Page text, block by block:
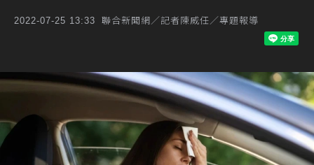
2022-07-25 13:33 聯合新聞網／記者陳威任／專題報導